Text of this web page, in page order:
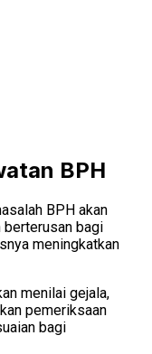
BPH
BPH akan
berterusan bagi
meningkatkan
menilai gejala,
pemeriksaan
bagi